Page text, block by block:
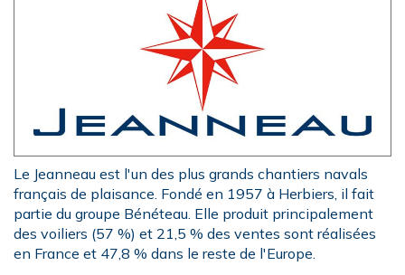
Le Jeanneau est l'un des plus grands chantiers navals
français de plaisance. Fondé en 1957 à Herbiers, il fait
partie du groupe Bénéteau. Elle produit principalement
des voiliers (57 %) et 21,5 % des ventes sont réalisées
en France et 47,8 % dans le reste de l'Europe.